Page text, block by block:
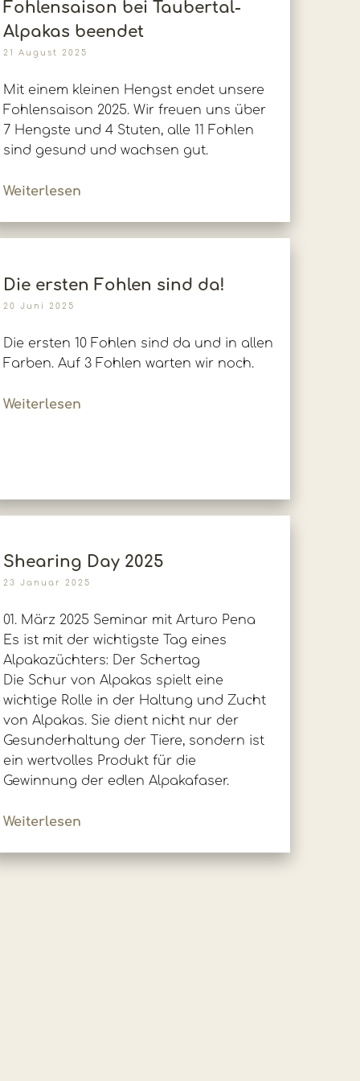
Fohlensaison bei Taubertal-
Alpakas beendet
21 August 2025
Mit einem kleinen Hengst endet unsere
Fohlensaison 2025. Wir freuen uns über
7 Hengste und 4 Stuten, alle 11 Fohlen
sind gesund und wachsen gut.
Weiterlesen
Die ersten Fohlen sind da!
20 Juni 2025
Die ersten 10 Fohlen sind da und in allen
Farben. Auf 3 Fohlen warten wir noch.
Weiterlesen
Shearing Day 2025
23 Januar 2025
01. März 2025 Seminar mit Arturo Pena
Es ist mit der wichtigste Tag eines
Alpakazüchters: Der Schertag
Die Schur von Alpakas spielt eine
wichtige Rolle in der Haltung und Zucht
von Alpakas. Sie dient nicht nur der
Gesunderhaltung der Tiere, sondern ist
ein wertvolles Produkt für die
Gewinnung der edlen Alpakafaser.
Weiterlesen